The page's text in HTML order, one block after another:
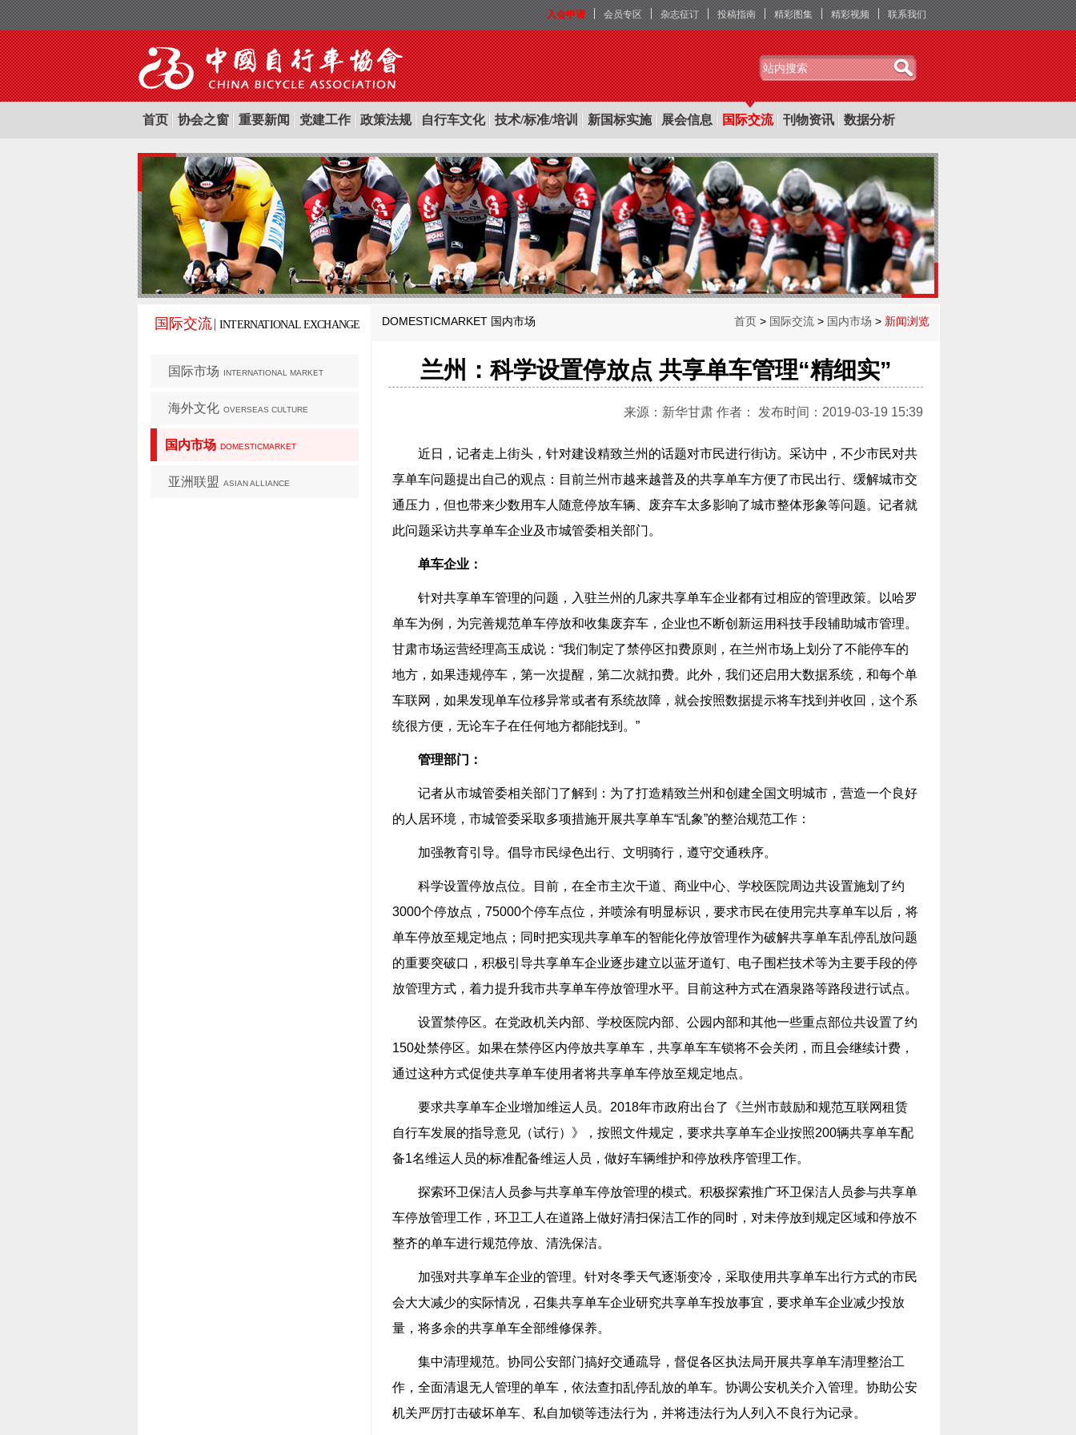
入会申请 会员专区 杂志征订 投稿指南 精彩图集 精彩视频 联系我们
首页 协会之窗 重要新闻 党建工作 政策法规 自行车文化 技术/标准/培训 新国标实施 展会信息 国际交流 刊物资讯 数据分析
国际交流 INTERNATIONAL EXCHANGE
国际市场 INTERNATIONAL MARKET
海外文化 OVERSEAS CULTURE
国内市场 DOMESTICMARKET
亚洲联盟 ASIAN ALLIANCE
DOMESTICMARKET 国内市场 首页 > 国际交流 > 国内市场 > 新闻浏览
兰州：科学设置停放点 共享单车管理“精细实”
来源：新华甘肃 作者： 发布时间：2019-03-19 15:39
近日，记者走上街头，针对建设精致兰州的话题对市民进行街访。采访中，不少市民对共
享单车问题提出自己的观点：目前兰州市越来越普及的共享单车方便了市民出行、缓解城市交
通压力，但也带来少数用车人随意停放车辆、废弃车太多影响了城市整体形象等问题。记者就
此问题采访共享单车企业及市城管委相关部门。
单车企业：
针对共享单车管理的问题，入驻兰州的几家共享单车企业都有过相应的管理政策。以哈罗
单车为例，为完善规范单车停放和收集废弃车，企业也不断创新运用科技手段辅助城市管理。
甘肃市场运营经理高玉成说：“我们制定了禁停区扣费原则，在兰州市场上划分了不能停车的
地方，如果违规停车，第一次提醒，第二次就扣费。此外，我们还启用大数据系统，和每个单
车联网，如果发现单车位移异常或者有系统故障，就会按照数据提示将车找到并收回，这个系
统很方便，无论车子在任何地方都能找到。”
管理部门：
记者从市城管委相关部门了解到：为了打造精致兰州和创建全国文明城市，营造一个良好
的人居环境，市城管委采取多项措施开展共享单车“乱象”的整治规范工作：
加强教育引导。倡导市民绿色出行、文明骑行，遵守交通秩序。
科学设置停放点位。目前，在全市主次干道、商业中心、学校医院周边共设置施划了约
3000个停放点，75000个停车点位，并喷涂有明显标识，要求市民在使用完共享单车以后，将
单车停放至规定地点；同时把实现共享单车的智能化停放管理作为破解共享单车乱停乱放问题
的重要突破口，积极引导共享单车企业逐步建立以蓝牙道钉、电子围栏技术等为主要手段的停
放管理方式，着力提升我市共享单车停放管理水平。目前这种方式在酒泉路等路段进行试点。
设置禁停区。在党政机关内部、学校医院内部、公园内部和其他一些重点部位共设置了约
150处禁停区。如果在禁停区内停放共享单车，共享单车车锁将不会关闭，而且会继续计费，
通过这种方式促使共享单车使用者将共享单车停放至规定地点。
要求共享单车企业增加维运人员。2018年市政府出台了《兰州市鼓励和规范互联网租赁
自行车发展的指导意见（试行）》，按照文件规定，要求共享单车企业按照200辆共享单车配
备1名维运人员的标准配备维运人员，做好车辆维护和停放秩序管理工作。
探索环卫保洁人员参与共享单车停放管理的模式。积极探索推广环卫保洁人员参与共享单
车停放管理工作，环卫工人在道路上做好清扫保洁工作的同时，对未停放到规定区域和停放不
整齐的单车进行规范停放、清洗保洁。
加强对共享单车企业的管理。针对冬季天气逐渐变冷，采取使用共享单车出行方式的市民
会大大减少的实际情况，召集共享单车企业研究共享单车投放事宜，要求单车企业减少投放
量，将多余的共享单车全部维修保养。
集中清理规范。协同公安部门搞好交通疏导，督促各区执法局开展共享单车清理整治工
作，全面清退无人管理的单车，依法查扣乱停乱放的单车。协调公安机关介入管理。协助公安
机关严厉打击破坏单车、私自加锁等违法行为，并将违法行为人列入不良行为记录。